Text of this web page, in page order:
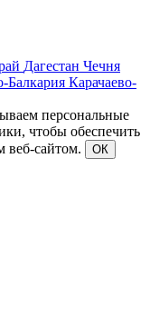
Дагестан Чечня
Балкария Карачаево-
персональные
чтобы обеспечить
веб-сайтом.
ОК